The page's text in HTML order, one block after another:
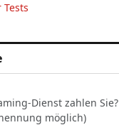
Dienst zahlen Sie?
möglich)